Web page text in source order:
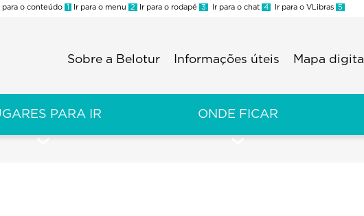
para o conteúdo 1 Ir para o menu 2 Ir para o rodapé 3 Ir para o chat 4 Ir para o VLibras 5
Sobre a Belotur Informações úteis Mapa digital
PARA IR ONDE FICAR